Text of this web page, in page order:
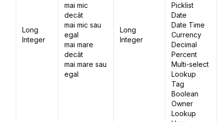
Long
Integer
mai mic
decât
mai mic sau
egal
mai mare
decât
mai mare sau
egal
Long
Integer
Picklist
Date
Date Time
Currency
Decimal
Percent
Multi-select
Lookup
Tag
Boolean
Owner
Lookup